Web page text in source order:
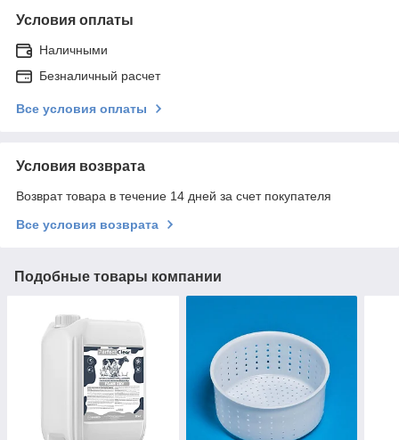
Условия оплаты
Наличными
Безналичный расчет
Все условия оплаты
Условия возврата
Возврат товара в течение 14 дней за счет покупателя
Все условия возврата
Подобные товары компании